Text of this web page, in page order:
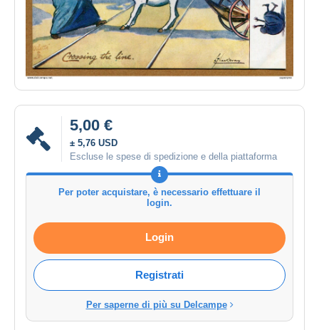
5,00 €
± 5,76 USD
Escluse le spese di spedizione e della piattaforma
Per poter acquistare, è necessario effettuare il
login.
Login
Registrati
Per saperne di più su Delcampe